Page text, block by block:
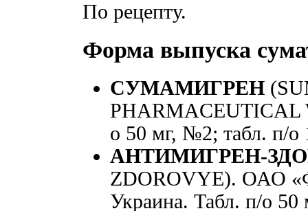
По рецепту.
Форма выпуска
СУМАМИГРЕН
PHARMACEUTICAL
о 50 мг, №2; табл. п/о
АНТИМИГРЕН-
ZDOROVYE). ОАО
Украина. Табл. п/о